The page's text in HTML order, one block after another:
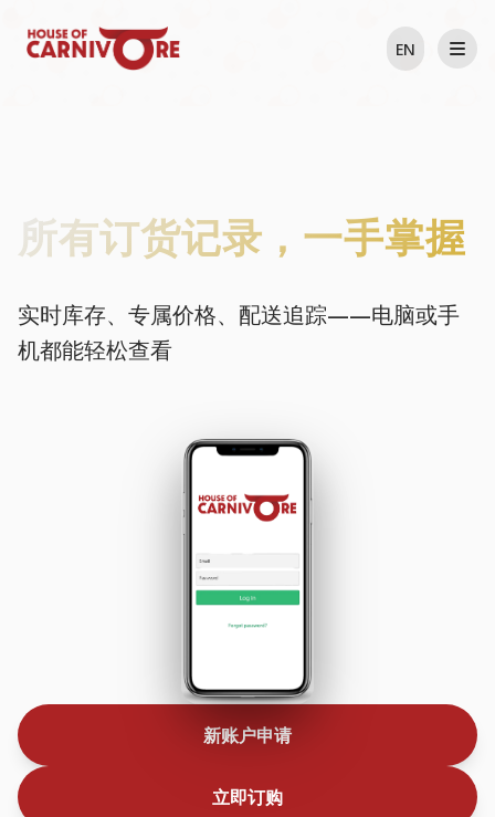
EN
所有订货记录，一手掌握
实时库存、专属价格、配送追踪——电脑或手
机都能轻松查看
新账户申请
立即订购